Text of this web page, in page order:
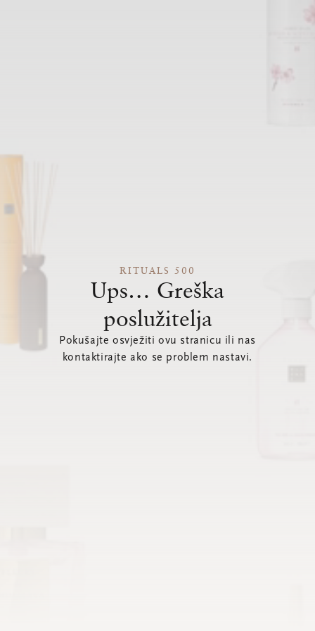
RITUALS 500
Ups… Greška
poslužitelja
Pokušajte osvježiti ovu stranicu ili nas
kontaktirajte ako se problem nastavi.